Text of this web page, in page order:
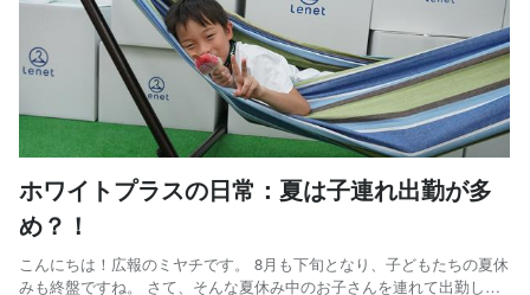
ホワイトプラスの日常：夏は子連れ出勤が多
め？！
こんにちは！広報のミヤチです。 8月も下旬となり、子どもたちの夏休
みも終盤ですね。 さて、そんな夏休み中のお子さんを連れて出勤して